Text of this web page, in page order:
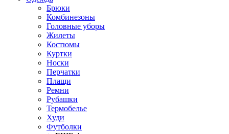
Брюки
Комбинезоны
Головные уборы
Жилеты
Костюмы
Куртки
Носки
Перчатки
Плащи
Ремни
Рубашки
Термобелье
Худи
Футболки